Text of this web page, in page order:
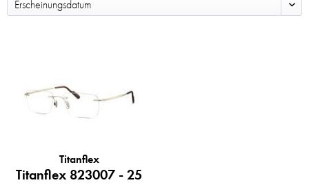
Titanflex
Titanflex 823007 - 25